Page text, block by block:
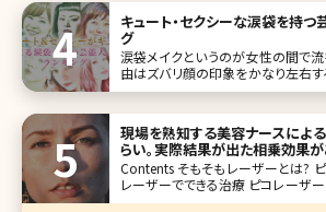
が気になるようで、整形といえばと
す。 ジェニファー
キュート・セクシーな涙袋を持つ
グ
涙袋メイクというのが女性の間で流
由はズバリ顔の印象をかなり左右す
タンクと呼ばれ、人相学的にもモ
が多いです。今回は
現場を熟知する美容ナースによ
らい。実際結果が出た相乗効果
Contents そもそもレーザーとは? ピコレーザーの基本 ピコ
レーザーでできる治療 ピコレーザ
コレーザーと相乗効果のある治療